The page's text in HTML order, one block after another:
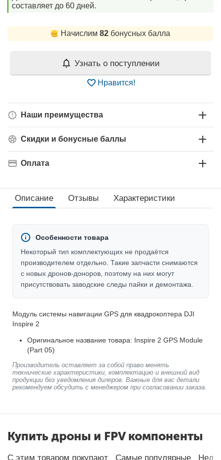
составляет до 60 дней.
Начислим 82 бонусных балла
Узнать о поступлении
Нравится!
Наши преимущества
Скидки и бонусные баллы
Оплата
Описание Отзывы Характеристики
Особенности товара
Некоторый тип комплектующих не продаётся
производителем отдельно. Такие запчасти снимаются
с новых дронов-доноров, поэтому на них могут
присутствовать заводские следы пайки и демонтажа.
Модуль системы навигации GPS для квадрокоптера DJI
Inspire 2
Оригинальное название товара: Inspire 2 GPS Module
(Part 05)
Производитель оставляет за собой право менять
технические характеристики, комплектацию и внешний вид
продукции без уведомления дилеров. Важные для вас детали
рекомендуем обсудить с менеджером при согласовании заказа.
Купить дроны и FPV компоненты
С этим товаром покупают Самые популярные